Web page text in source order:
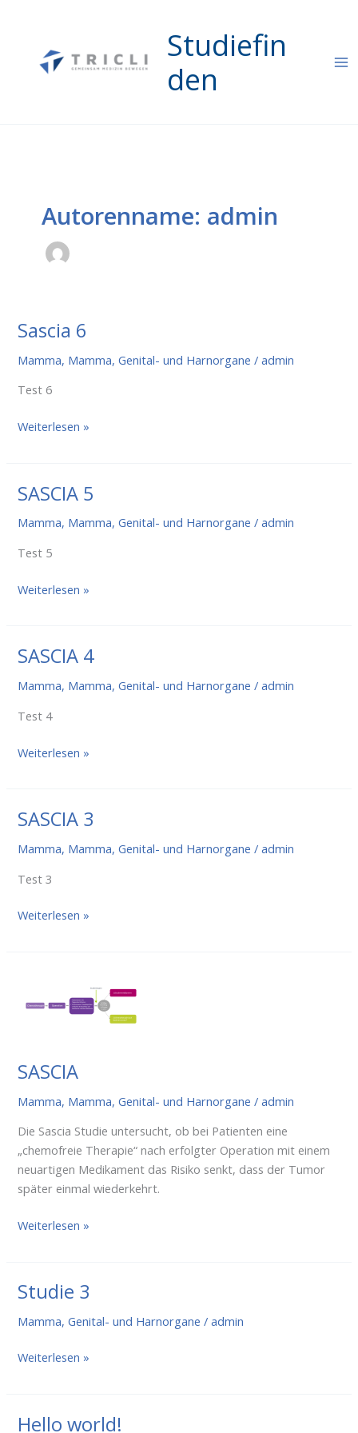
Studiefin
den
Autorenname: admin
Sascia 6
Mamma, Mamma, Genital- und Harnorgane /admin
Test 6
Sascia
Weiterlesen »
SASCIA 5
Mamma, Mamma, Genital- und Harnorgane /admin
Test 5
SASCIA
Weiterlesen »
SASCIA 4
Mamma, Mamma, Genital- und Harnorgane /admin
Test 4
SASCIA
Weiterlesen »
SASCIA 3
Mamma, Mamma, Genital- und Harnorgane /admin
Test 3
SASCIA
Weiterlesen »
SASCIA
Mamma, Mamma, Genital- und Harnorgane /admin
Die Sascia Studie untersucht, ob bei Patienten eine
„chemofreie Therapie“ nach erfolgter Operation mit einem
neuartigen Medikament das Risiko senkt, dass der Tumor
später einmal wiederkehrt.
SASCIA
Weiterlesen »
Studie 3
Mamma, Genital- und Harnorgane /admin
Studie
Weiterlesen »
Hello world!